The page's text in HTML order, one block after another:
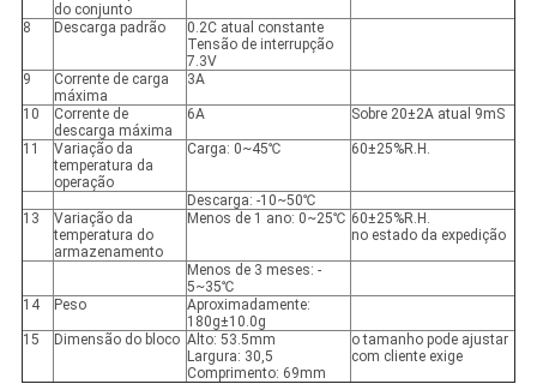
do conjunto
8 Descarga padrão
0.2C atual constante
Tensão de interrupção
7.3V
9
Corrente de carga
máxima
3A
10
Corrente de
descarga máxima
6A Sobre 20±2A atual 9mS
11
Variação da
temperatura da
operação
Carga: 0~45℃ 60±25%R.H.
Descarga: -10~50℃
13
Variação da
temperatura do
armazenamento
Menos de 1 ano: 0~25℃ 60±25%R.H.
no estado da expedição
Menos de 3 meses: -
5~35℃
14
Peso
Aproximadamente:
180g±10.0g
15
Dimensão do bloco Alto: 53.5mm
Largura: 30,5
Comprimento: 69mm
o tamanho pode ajustar
com cliente exige